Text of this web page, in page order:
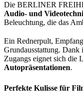
Die BERLINER
Audio- und
Beleuchtung, die das
Ein Rednerpult,
Grundausstattung. Dank
Zugangs eignet sich die
Autopräsentationen.
Perfekte Kulisse für